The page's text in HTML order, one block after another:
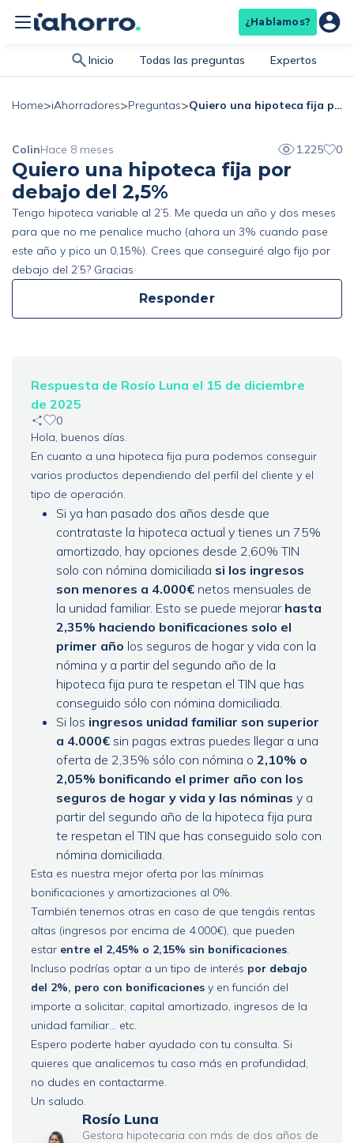
¿Hablamos?
Inicio Todas las preguntas Expertos
Home>iAhorradores>Preguntas> Quiero una hipoteca fija por debajo del 2,5%
ColinHace 8 meses 1.225 0
Quiero una hipoteca fija por
debajo del 2,5%
Tengo hipoteca variable al 2’5. Me queda un año y dos meses
para que no me penalice mucho (ahora un 3% cuando pase
este año y pico un 0,15%). Crees que conseguiré algo fijo por
debajo del 2’5? Gracias
Responder
Respuesta de Rosío Luna el 15 de diciembre
de 2025
0
Hola, buenos días.
En cuanto a una hipoteca fija pura podemos conseguir
varios productos dependiendo del perfil del cliente y el
tipo de operación.
Si ya han pasado dos años desde que
contrataste la hipoteca actual y tienes un 75%
amortizado, hay opciones desde 2,60% TIN
solo con nómina domiciliada si los ingresos
son menores a 4.000€ netos mensuales de
la unidad familiar. Esto se puede mejorar hasta
2,35% haciendo bonificaciones solo el
primer año los seguros de hogar y vida con la
nómina y a partir del segundo año de la
hipoteca fija pura te respetan el TIN que has
conseguido sólo con nómina domiciliada.
Si los ingresos unidad familiar son superior
a 4.000€ sin pagas extras puedes llegar a una
oferta de 2,35% sólo con nómina o 2,10% o
2,05% bonificando el primer año con los
seguros de hogar y vida y las nóminas y a
partir del segundo año de la hipoteca fija pura
te respetan el TIN que has conseguido solo con
nómina domiciliada.
Esta es nuestra mejor oferta por las mínimas
bonificaciones y amortizaciones al 0%.
También tenemos otras en caso de que tengáis rentas
altas (ingresos por encima de 4.000€), que pueden
estar entre el 2,45% o 2,15% sin bonificaciones.
Incluso podrías optar a un tipo de interés por debajo
del 2%, pero con bonificaciones y en función del
importe a solicitar, capital amortizado, ingresos de la
unidad familiar... etc.
Espero poderte haber ayudado con tu consulta. Si
quieres que analicemos tu caso más en profundidad,
no dudes en contactarme.
Un saludo.
Rosío Luna
Gestora hipotecaria con más de dos años de